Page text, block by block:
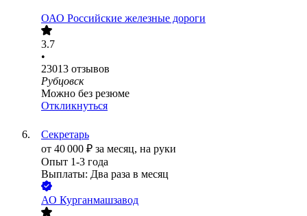
ОАО Российские железные дороги
3.7
•
23013 отзывов
Рубцовск
Можно без резюме
Откликнуться
Секретарь
от 40 000 ₽ за месяц, на руки
Опыт 1-3 года
Выплаты: Два раза в месяц
АО Курганмашзавод